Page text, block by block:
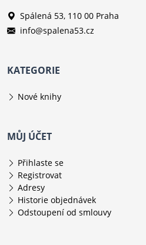
Spálená 53, 110 00 Praha
info@spalena53.cz
KATEGORIE
Nové knihy
MŮJ ÚČET
Přihlaste se
Registrovat
Adresy
Historie objednávek
Odstoupení od smlouvy